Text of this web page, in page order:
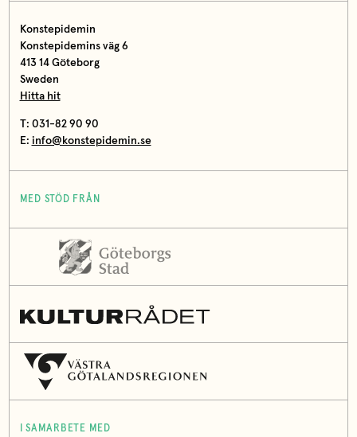
Konstepidemin
Konstepidemins väg 6
413 14 Göteborg
Sweden
Hitta hit
T: 031-82 90 90
E: info@konstepidemin.se
MED STÖD FRÅN
I SAMARBETE MED